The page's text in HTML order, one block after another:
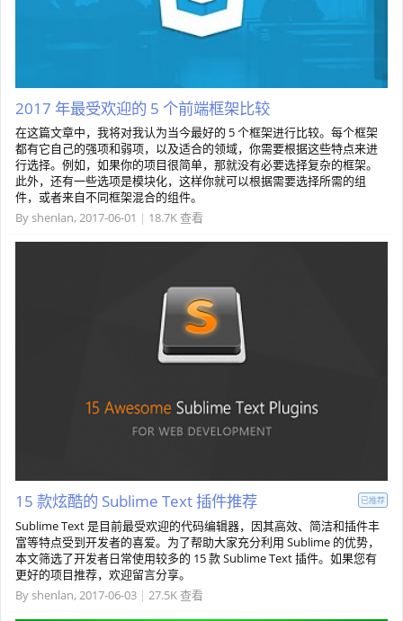
2017 年最受欢迎的 5 个前端框架比较
在这篇文章中，我将对我认为当今最好的 5 个框架进行比较。每个框架
都有它自己的强项和弱项，以及适合的领域，你需要根据这些特点来进
行选择。例如，如果你的项目很简单，那就没有必要选择复杂的框架。
此外，还有一些选项是模块化，这样你就可以根据需要选择所需的组
件，或者来自不同框架混合的组件。
Byshenlan, 2017-06-01 | 18.7K 查看
已推荐
15 款炫酷的 Sublime Text 插件推荐
Sublime Text 是目前最受欢迎的代码编辑器，因其高效、简洁和插件丰
富等特点受到开发者的喜爱。为了帮助大家充分利用 Sublime 的优势，
本文筛选了开发者日常使用较多的 15 款 Sublime Text 插件。如果您有
更好的项目推荐，欢迎留言分享。
Byshenlan, 2017-06-03 | 27.5K 查看